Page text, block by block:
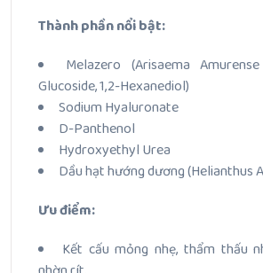
Thành phần nổi bật:
Melazero (Arisaema
Glucoside, 1,2-Hexanediol)
Sodium Hyaluronate
D-Panthenol
Hydroxyethyl Urea
Dầu hạt hướng dương (Helianthus
Ưu điểm:
Kết cấu mỏng nhẹ, thẩm thấu